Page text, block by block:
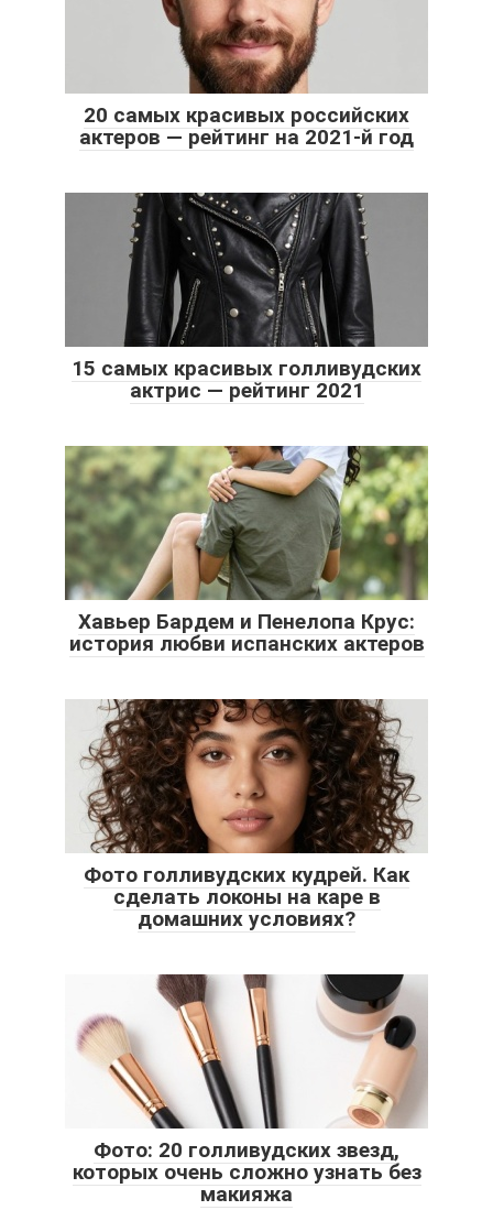
20 самых красивых российских
актеров — рейтинг на 2021-й год
15 самых красивых голливудских
актрис — рейтинг 2021
Хавьер Бардем и Пенелопа Крус:
история любви испанских актеров
Фото голливудских кудрей. Как
сделать локоны на каре в
домашних условиях?
Фото: 20 голливудских звезд,
которых очень сложно узнать без
макияжа